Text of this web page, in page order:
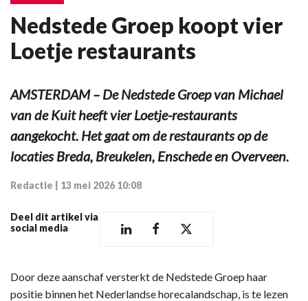
Nedstede Groep koopt vier
Loetje restaurants
AMSTERDAM – De Nedstede Groep van Michael
van de Kuit heeft vier Loetje-restaurants
aangekocht. Het gaat om de restaurants op de
locaties Breda, Breukelen, Enschede en Overveen.
Redactie 13 mei 2026 10:08
Deel dit artikel via
social media
Door deze aanschaf versterkt de Nedstede Groep haar
positie binnen het Nederlandse horecalandschap, is te lezen